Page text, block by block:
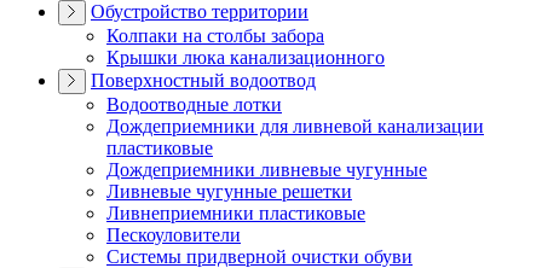
Обустройство территории
Колпаки на столбы забора
Крышки люка канализационного
Поверхностный водоотвод
Водоотводные лотки
Дождеприемники для ливневой канализации
пластиковые
Дождеприемники ливневые чугунные
Ливневые чугунные решетки
Ливнеприемники пластиковые
Пескоуловители
Системы придверной очистки обуви